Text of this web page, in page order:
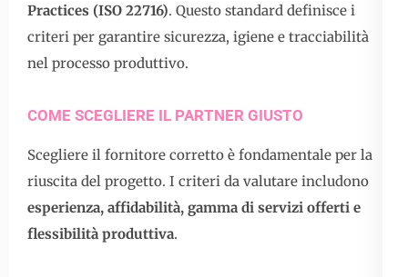
Practices (ISO 22716). Questo standard definisce i
criteri per garantire sicurezza, igiene e tracciabilità
nel processo produttivo.
COME SCEGLIERE IL PARTNER GIUSTO
Scegliere il fornitore corretto è fondamentale per la
riuscita del progetto. I criteri da valutare includono
esperienza, affidabilità, gamma di servizi offerti e
flessibilità produttiva.